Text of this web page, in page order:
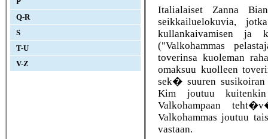
Q-R
S
T-U
V-Z
Italialaiset Zanna
seikkailuelokuvia,
kullankaivamisen ja
("Valkohammas
toverinsa kuoleman
omaksuu kuolleen
sek� suuren
Kim joutuu kuitenkin
Valkohampaan
Valkohammas joutuu
vastaan.